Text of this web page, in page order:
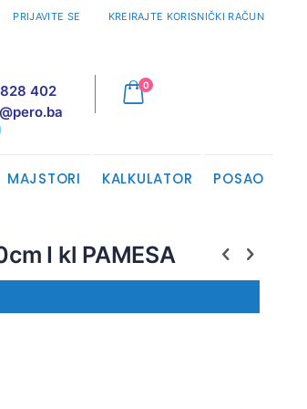
PRIJAVITE SE KREIRAJTE KORISNIČKI RAČUN
Cart
0proizvodi
402
MAJSTORI KALKULATOR POSAO
I kl PAMESA